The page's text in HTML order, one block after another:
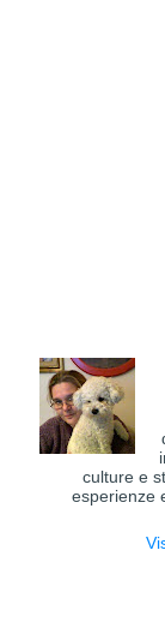
culture e
esperienze